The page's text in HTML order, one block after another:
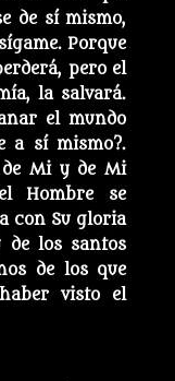
de sí mismo,
Porque
pero el
la salvará.
el mundo
a sí mismo?.
de Mi y de Mi
Hombre se
con Su gloria
los santos
de los que
visto el